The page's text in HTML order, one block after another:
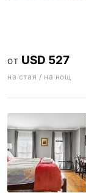
ОТ USD 527
на стая / на нощ